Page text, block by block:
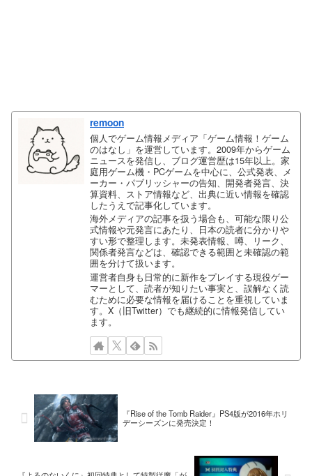
remoon
個人でゲーム情報メディア「ゲーム情報！ゲーム
のはなし」を運営しています。2009年からゲーム
ニュースを発信し、ブログ運営歴は15年以上。家
庭用ゲーム機・PCゲームを中心に、公式発表、メ
ーカー・パブリッシャーの告知、開発者発言、決
算資料、ストア情報など、出典に近い情報を確認
したうえで記事化しています。
海外メディアの記事を扱う場合も、可能な限り公
式情報や元発言にあたり、日本の読者に分かりや
すい形で整理します。未発表情報、噂、リーク、
関係者発言などは、確認できる範囲と未確認の範
囲を分けて扱います。
運営者自身も日常的に新作をプレイする現役ゲー
マーとして、読者が知りたい事実と、誤解なく読
むために必要な情報を届けることを重視していま
す。X（旧Twitter）でも継続的に情報発信してい
ます。
『Rise of the Tomb Raider』PS4版が2016年ホリ
デーシーズンに発売決定！